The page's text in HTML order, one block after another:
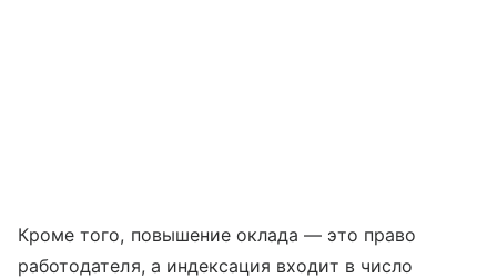
Кроме того, повышение оклада — это право
работодателя, а индексация входит в число